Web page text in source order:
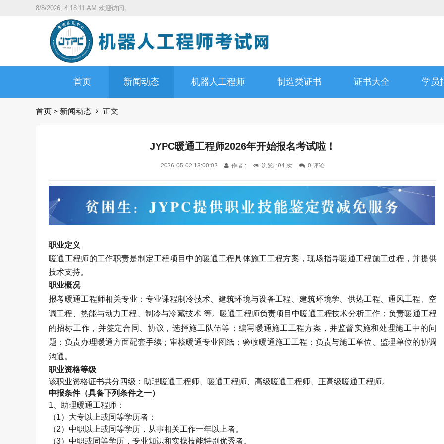
8/8/2026, 4:18:13 AM 欢迎访问。
首页 新闻动态 机器人工程师 制造类证书 证书大全 学员
首页 > 新闻动态 正文
JYPC暖通工程师2026年开始报名考试啦！
2026-05-02 13:00:02 作者 : 浏览 : 94 次 0 评论
职业定义
暖通工程师的工作职责是制定工程项目中的暖通工程具体施工工程方案，现场指导暖通工程施工过程，并提供
技术支持。
职业概况
报考暖通工程师相关专业：专业课程制冷技术、建筑环境与设备工程、建筑环境学、供热工程、通风工程、空
调工程、热能与动力工程、制冷与冷藏技术 等。暖通工程师负责项目中暖通工程技术分析工作；负责暖通工程
的招标工作，并签定合同、协议，选择施工队伍等；编写暖通施工工程方案，并监督实施和处理施工中的问
题；负责办理暖通方面配套手续；审核暖通专业图纸；验收暖通施工工程；负责与施工单位、监理单位的协调
沟通。
职业资格等级
该职业资格证书共分四级：助理暖通工程师、暖通工程师、高级暖通工程师、正高级暖通工程师。
申报条件（具备下列条件之一）
1 、助理暖通工程师：
（1）大专以上或同等学历者；
（2）中职以上或同等学历，从事相关工作一年以上者。
（3）中职或同等学历，专业知识和实操技能特别优秀者。